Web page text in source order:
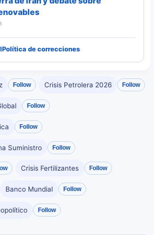
Política de correcciones
Follow Crisis Petrolera 2026 Follow
Follow
Follow
Suministro Follow
Crisis Fertilizantes Follow
Banco Mundial Follow
Follow